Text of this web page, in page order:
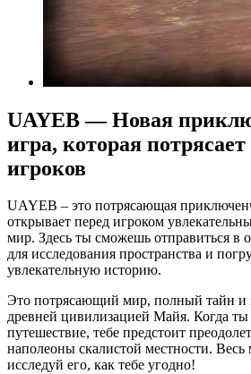
UAYEB — Новая
игра, которая потрясает
игроков
UAYEB – это потрясающая
открывает перед игроком
мир. Здесь ты сможешь отправиться в
для исследования пространства и
увлекательную историю.
Это потрясающий мир, полный тайн и
древней цивилизацией Майя. Когда ты
путешествие, тебе предстоит
наполеоны скалистой местности. Весь
исследуй его, как тебе угодно!